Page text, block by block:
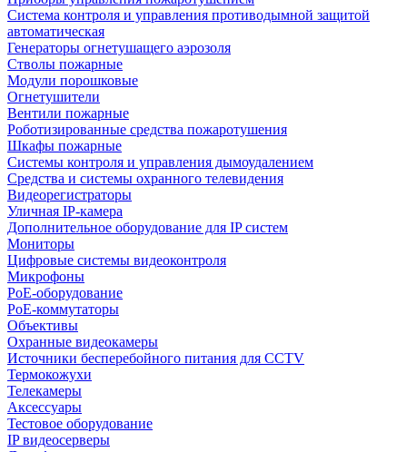
Система контроля и управления противодымной защитой
автоматическая
Генераторы огнетушащего аэрозоля
Стволы пожарные
Модули порошковые
Огнетушители
Вентили пожарные
Роботизированные средства пожаротушения
Шкафы пожарные
Системы контроля и управления дымоудалением
Средства и системы охранного телевидения
Видеорегистраторы
Уличная IP-камера
Дополнительное оборудование для IP систем
Мониторы
Цифровые системы видеоконтроля
Микрофоны
PoE-оборудование
PoE-коммутаторы
Объективы
Охранные видеокамеры
Источники бесперебойного питания для CCTV
Термокожухи
Телекамеры
Аксессуары
Тестовое оборудование
IP видеосерверы